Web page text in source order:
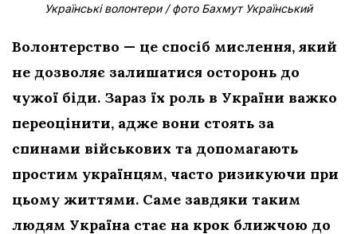
Українські волонтери / фото Бахмут Український
Волонтерство — це спосіб мислення, який
не дозволяє залишатися осторонь до
чужої біди. Зараз їх роль в України важко
переоцінити, адже вони стоять за
спинами військових та допомагають
простим українцям, часто ризикуючи при
цьому життями. Саме завдяки таким
людям Україна стає на крок ближчою до